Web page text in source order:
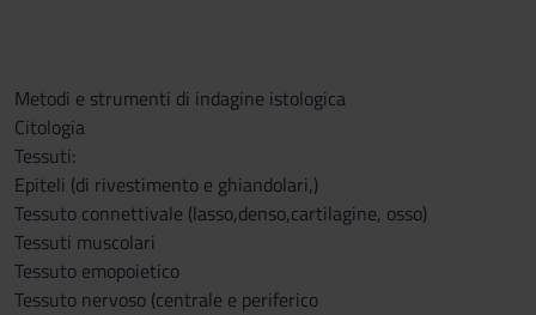
Metodi e strumenti di indagine istologica
Citologia
Tessuti:
Epiteli (di rivestimento e ghiandolari,)
Tessuto connettivale (lasso,denso,cartilagine, osso)
Tessuti muscolari
Tessuto emopoietico
Tessuto nervoso (centrale e periferico